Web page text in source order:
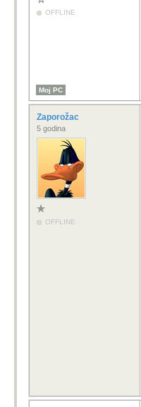
OFFLINE
Moj PC
Zaporožac
5 godina
OFFLINE